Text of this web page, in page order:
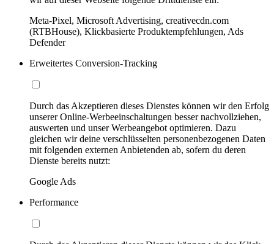
Meta-Pixel, Microsoft Advertising, creativecdn.com
(RTBHouse), Klickbasierte Produktempfehlungen, Ads
Defender
Erweitertes Conversion-Tracking
Durch das Akzeptieren dieses Dienstes können wir den Erfolg
unserer Online-Werbeeinschaltungen besser nachvollziehen,
auswerten und unser Werbeangebot optimieren. Dazu
gleichen wir deine verschlüsselten personenbezogenen Daten
mit folgenden externen Anbietenden ab, sofern du deren
Dienste bereits nutzt:
Google Ads
Performance